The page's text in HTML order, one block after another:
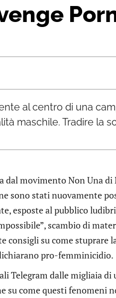
al centro di una
maschile. Tradire la
dal movimento Non Una di
sono stati nuovamente
esposte al pubblico
scambio di
consigli su come stuprare
pro-femminicidio.
Telegram dalle migliaia di
su come questi fenomeni